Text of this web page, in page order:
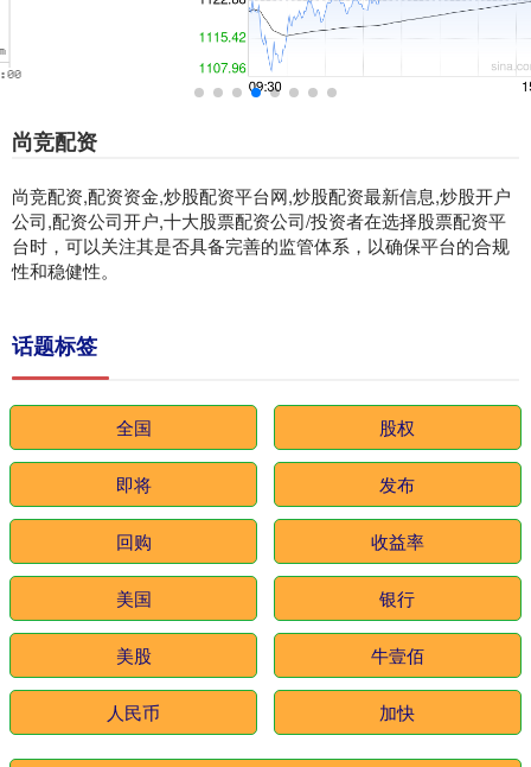
尚竞配资
尚竞配资,配资资金,炒股配资平台网,炒股配资最新信息,炒股开户
公司,配资公司开户,十大股票配资公司/投资者在选择股票配资平
台时，可以关注其是否具备完善的监管体系，以确保平台的合规
性和稳健性。
话题标签
全国 股权
即将 发布
回购 收益率
美国 银行
美股 牛壹佰
人民币 加快